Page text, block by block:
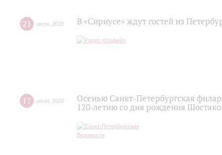
21 июля 2026 В «Сириусе» ждут гостей из
17 июля 2026
Осенью Санкт-Петербургская
120‑летию со дня рождения